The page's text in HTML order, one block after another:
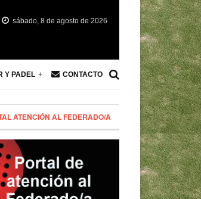
sábado, 8 de agosto de 2026
Y PADEL CONTACTO
ATENCIÓN AL FEDERADO/A